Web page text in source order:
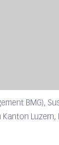
BMG),
Luzern,